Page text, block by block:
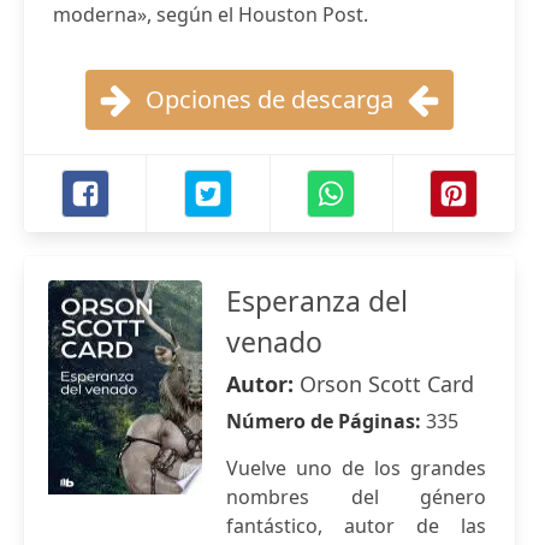
moderna», según el Houston Post.
Opciones de descarga
Esperanza del
venado
Autor: Orson Scott Card
Número de Páginas: 335
Vuelve uno de los grandes
nombres del género
fantástico, autor de las